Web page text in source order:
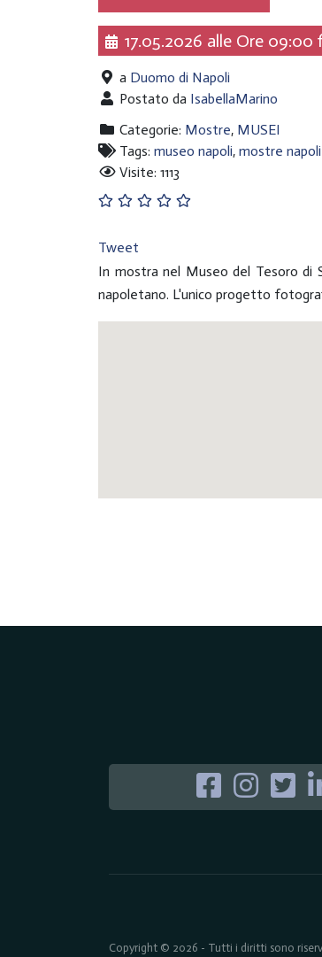
17.05.2026 alle Ore 09:00
a Duomo di Napoli
Postato da IsabellaMarino
Categorie: Mostre, MUSEI
Tags: museo napoli, mostre napoli
Visite: 1113
Tweet
In mostra nel Museo del Tesoro di
napoletano. L'unico progetto
Copyright © 2026 - Tutti i diritti sono